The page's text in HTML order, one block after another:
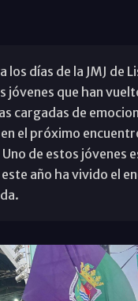
los días de la JMJ de
jóvenes que han
cargadas de
el próximo
de estos jóvenes
este año ha vivido el